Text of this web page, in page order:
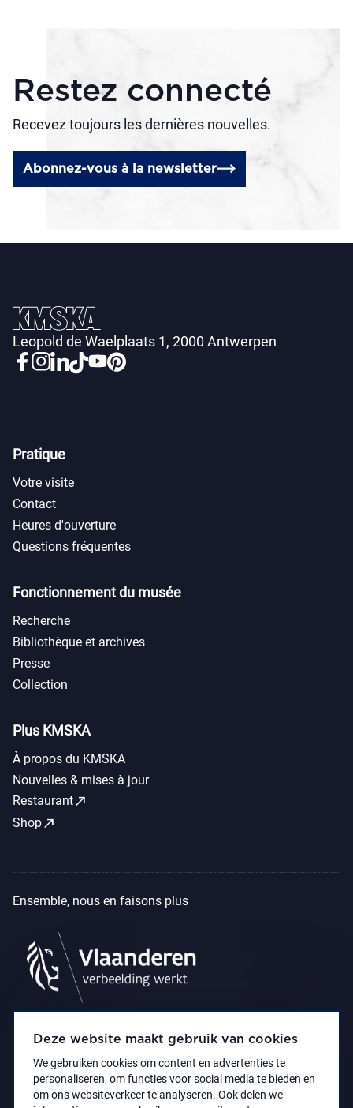
Deze website maakt gebruik van cookies
We gebruiken cookies om content en advertenties te
personaliseren, om functies voor social media te bieden en
om ons websiteverkeer te analyseren. Ook delen we
Restez connecté
Recevez toujours les dernières nouvelles.
Abonnez-vous à la newsletter
Leopold de Waelplaats 1, 2000 Antwerpen
Pratique
Votre visite
Contact
Heures d'ouverture
Questions fréquentes
Fonctionnement du musée
Recherche
Bibliothèque et archives
Presse
Collection
Plus KMSKA
À propos du KMSKA
Nouvelles & mises à jour
Restaurantcall_made
Shopcall_made
Ensemble, nous en faisons plus